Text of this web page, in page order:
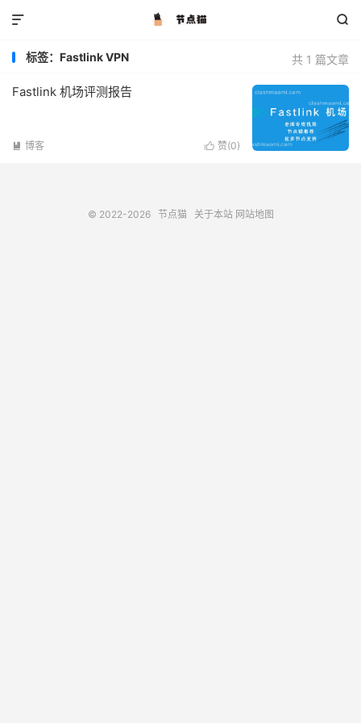


共 1 篇文章
标签：Fastlink VPN
Fastlink 机场评测报告
 赞(0)
 博客
© 2022-2026 节点猫 关于本站 网站地图